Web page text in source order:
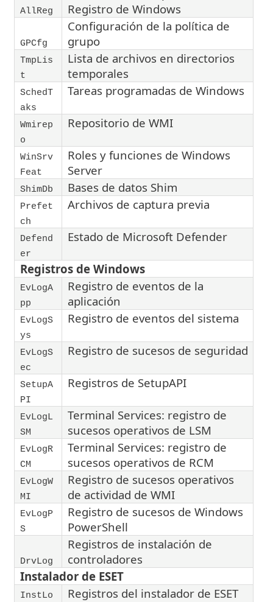
AllReg
Registro de Windows
GPCfg
Configuración de la política de
grupo
TmpLis
t
Lista de archivos en directorios
temporales
SchedT
aks
Tareas programadas de Windows
Wmirep
o
Repositorio de WMI
WinSrv
Feat
Roles y funciones de Windows
Server
ShimDb Bases de datos Shim
Prefet
ch
Archivos de captura previa
Defend
er
Estado de Microsoft Defender
Registros de Windows
EvLogA
pp
Registro de eventos de la
aplicación
EvLogS
ys
Registro de eventos del sistema
EvLogS
ec
Registro de sucesos de seguridad
SetupA
PI
Registros de SetupAPI
EvLogL
SM
Terminal Services: registro de
sucesos operativos de LSM
EvLogR
CM
Terminal Services: registro de
sucesos operativos de RCM
EvLogW
MI
Registro de sucesos operativos
de actividad de WMI
EvLogP
S
Registro de sucesos de Windows
PowerShell
DrvLog
Registros de instalación de
controladores
Instalador de ESET
InstLo
Registros del instalador de ESET